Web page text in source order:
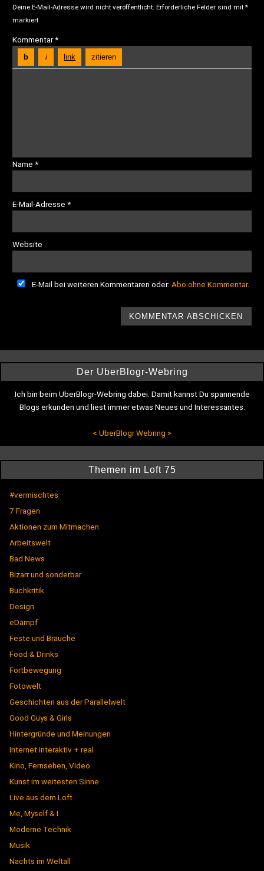
Deine E-Mail-Adresse wird nicht veröffentlicht. Erforderliche Felder sind mit*
markiert
Kommentar*
Name*
E-Mail-Adresse*
Website
E-Mail bei weiteren Kommentaren oder:Abo ohne Kommentar.
Der UberBlogr-Webring
Ich bin beim UberBlogr-Webring dabei. Damit kannst Du spannende
Blogs erkunden und liest immer etwas Neues und Interessantes.
< UberBlogr Webring >
Themen im Loft 75
#vermischtes
7 Fragen
Aktionen zum Mitmachen
Arbeitswelt
Bad News
Bizarr und sonderbar
Buchkritik
Design
eDampf
Feste und Bräuche
Food & Drinks
Fortbewegung
Fotowelt
Geschichten aus der Parallelwelt
Good Guys & Girls
Hintergründe und Meinungen
Internet interaktiv + real
Kino, Fernsehen, Video
Kunst im weitesten Sinne
Live aus dem Loft
Me, Myself & I
Moderne Technik
Musik
Nachts im Weltall